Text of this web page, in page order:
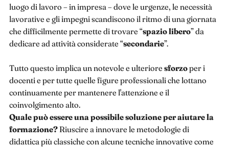
luogo di lavoro – in impresa – dove le urgenze, le necessità
lavorative e gli impegni scandiscono il ritmo di una giornata
che difficilmente permette di trovare “spazio libero” da
dedicare ad attività considerate “secondarie”.
Tutto questo implica un notevole e ulteriore sforzoper i
docenti e per tutte quelle figure professionali che lottano
continuamente per mantenere l'attenzione e il
coinvolgimento alto.
Quale può essere una possibile soluzione per aiutare la
formazione? Riuscire a innovare le metodologie di
didattica più classiche con alcune tecniche innovative come